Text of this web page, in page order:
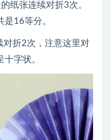
纸张连续对折3次。
16等分。
折2次，注意这里对
字状。